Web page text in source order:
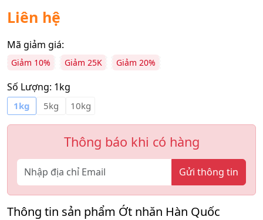
Liên hệ
Mã giảm giá:
Giảm 10% Giảm 25K Giảm 20%
Số Lượng: 1kg
1kg 5kg 10kg
Thông báo khi có hàng
Gửi thông tin
Thông tin sản phẩm Ớt nhăn Hàn Quốc